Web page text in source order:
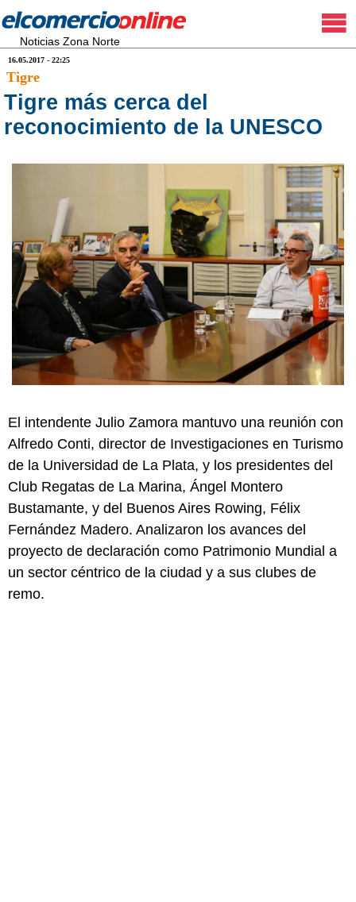
Noticias Zona Norte
16.05.2017 - 22:25
Tigre
Tigre más cerca del
reconocimiento de la UNESCO
El intendente Julio Zamora mantuvo una reunión con
Alfredo Conti, director de Investigaciones en Turismo
de la Universidad de La Plata, y los presidentes del
Club Regatas de La Marina, Ángel Montero
Bustamante, y del Buenos Aires Rowing, Félix
Fernández Madero. Analizaron los avances del
proyecto de declaración como Patrimonio Mundial a
un sector céntrico de la ciudad y a sus clubes de
remo.